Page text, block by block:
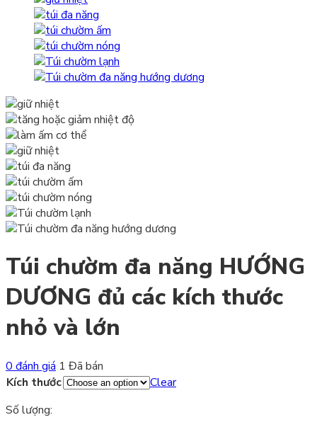
Túi chườm đa năng HƯỚNG
DƯƠNG đủ các kích thước
nhỏ và lớn
0 đánh giá 1 Đã bán
Kích thước
Clear
Số lượng: